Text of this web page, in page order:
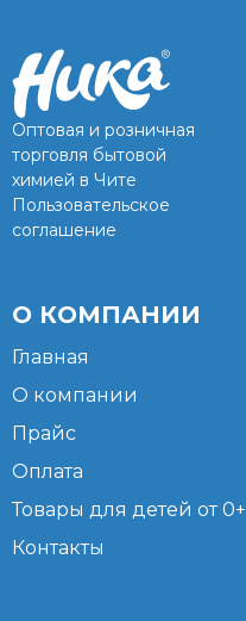
Оптовая и розничная
торговля бытовой
химией в Чите
Пользовательское
соглашение
О КОМПАНИИ
Главная
О компании
Прайс
Оплата
Товары для детей от 0+
Контакты